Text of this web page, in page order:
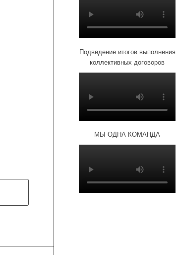
Подведение итогов выполнения
коллективных договоров
МЫ ОДНА КОМАНДА